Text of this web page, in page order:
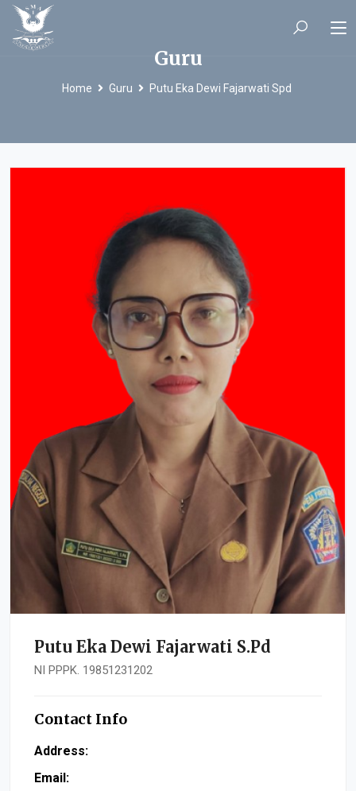
Guru
Home Guru Putu Eka Dewi Fajarwati Spd
Putu Eka Dewi Fajarwati S.Pd
NI PPPK. 19851231202
Contact Info
Address:
Email: